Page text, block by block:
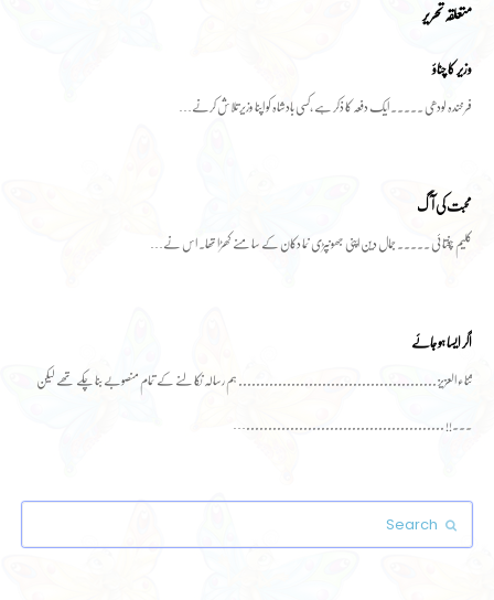
متعلقہ تحریر
وزیر کا چناؤ
فرخندہ لودھی ۔۔۔۔۔ ایک دفعہ کا ذکر ہے ،کسی بادشاہ کو اپنا وزیر تلاش کرنے…
محبت کی آگ
کلیم چغتائی ۔۔۔۔۔ جمال دین اپنی جھونپڑی نما دکان کے سامنے کھڑا تھا۔ اس نے…
اگر ایسا ہو جائے
ثناء العزیز ............................................. ہم رسالہ نکالنے کے تمام منصوبے بنا چکے تھے لیکن
۔۔۔!! .............................................…
Search